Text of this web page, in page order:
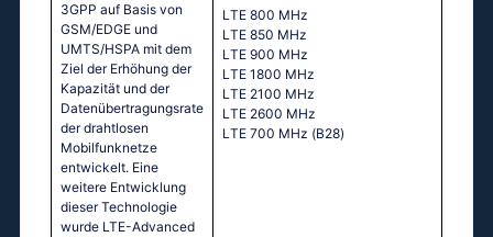
3GPP auf Basis von
GSM/EDGE und
UMTS/HSPA mit dem
Ziel der Erhöhung der
Kapazität und der
Datenübertragungsrate
der drahtlosen
Mobilfunknetze
entwickelt. Eine
weitere Entwicklung
dieser Technologie
wurde LTE-Advanced
LТЕ 800 МНz
LТЕ 850 МНz
LТЕ 900 МНz
LТЕ 1800 МНz
LТЕ 2100 МНz
LТЕ 2600 МНz
LТЕ 700 МНz (В28)